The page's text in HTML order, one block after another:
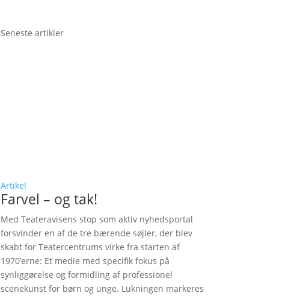
Seneste artikler
Artikel
Farvel – og tak!
Med Teateravisens stop som aktiv nyhedsportal
forsvinder en af de tre bærende søjler, der blev
skabt for Teatercentrums virke fra starten af
1970’erne: Et medie med specifik fokus på
synliggørelse og formidling af professionel
scenekunst for børn og unge. Lukningen markeres